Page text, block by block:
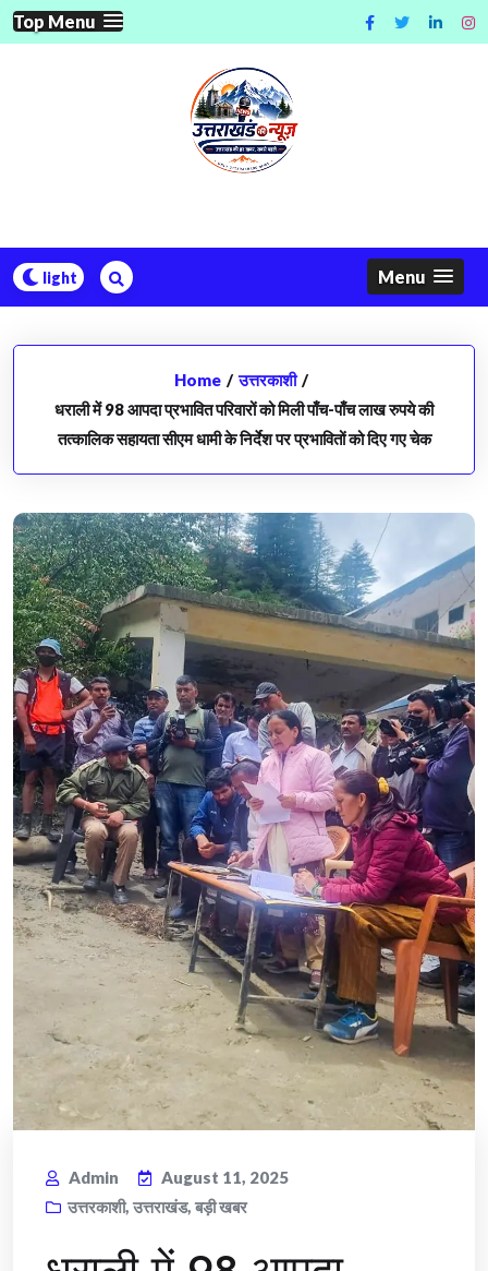
Skip
to
Top Menu
Menu
Home / उत्तरकाशी /
धराली में 98 आपदा प्रभावित परिवारों को मिली पाँच-पाँच लाख रुपये की
तत्कालिक सहायता सीएम धामी के निर्देश पर प्रभावितों को दिए गए चेक
Admin
August 11, 2025
उत्तरकाशी, उत्तराखंड, बड़ी खबर